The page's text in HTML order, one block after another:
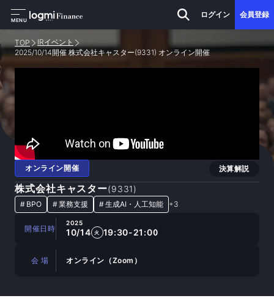
MENU
ログイン 会員登録
TOP
IRイベント
2025/10/14開催 株式会社キャスター(9331) オンライン開催
オンライン開催 決算解説
株式会社キャスター(9331)
# BPO #業務支援 #生成AI・人工知能 +3
開催日時
2025
10/14 火 19:30-21:00
会 場 オンライン（Zoom）